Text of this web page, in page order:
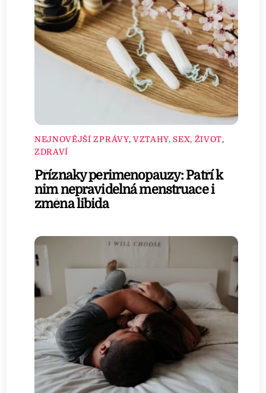
NEJNOVĚJŠÍ ZPRÁVY, VZTAHY, SEX, ŽIVOT,
ZDRAVÍ
Příznaky perimenopauzy: Patří k
nim nepravidelná menstruace i
změna libida